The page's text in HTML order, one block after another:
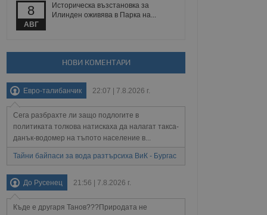
8
АВГ
Историческа възстановка за
Илинден оживява в Парка на...
НОВИ КОМЕНТАРИ
Евро-талибанчик 22:07 | 7.8.2026 г.
Сега разбрахте ли защо подлогите в
политиката толкова натискаха да налагат такса-
данък-водомер на тъпото население в...
Тайни байпаси за вода разтърсиха ВиК - Бургас
До Русенец 21:56 | 7.8.2026 г.
Къде е другаря Танов???Природата не
поведение и
на сайта.
взаимодействия
и потребителския
събиране на данни
за
се
на тестване.
данни,
на посещенията,
били заредени.
опит.
на
тя може
новата или
на социалните
Описание